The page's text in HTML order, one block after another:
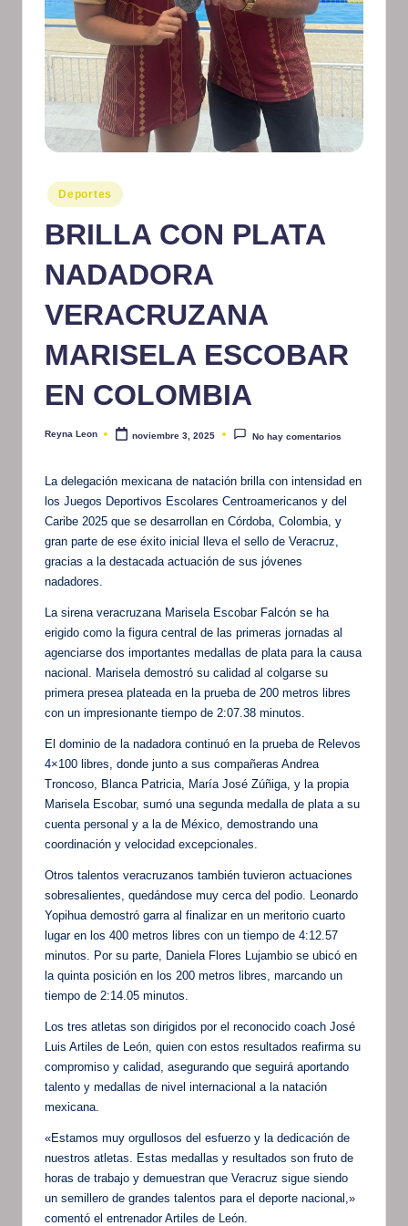
m
at
iv
Publicado
en
Deportes
BRILLA CON PLATA
NADADORA
VERACRUZANA
MARISELA ESCOBAR
EN COLOMBIA
Publicado
Reyna Leon noviembre 3, 2025 No hay comentarios
La delegación mexicana de natación brilla con intensidad en
los Juegos Deportivos Escolares Centroamericanos y del
Caribe 2025 que se desarrollan en Córdoba, Colombia, y
gran parte de ese éxito inicial lleva el sello de Veracruz,
gracias a la destacada actuación de sus jóvenes
nadadores.
La sirena veracruzana Marisela Escobar Falcón se ha
erigido como la figura central de las primeras jornadas al
agenciarse dos importantes medallas de plata para la causa
nacional. Marisela demostró su calidad al colgarse su
primera presea plateada en la prueba de 200 metros libres
con un impresionante tiempo de 2:07.38 minutos.
El dominio de la nadadora continuó en la prueba de Relevos
4×100 libres, donde junto a sus compañeras Andrea
Troncoso, Blanca Patricia, María José Zúñiga, y la propia
Marisela Escobar, sumó una segunda medalla de plata a su
cuenta personal y a la de México, demostrando una
coordinación y velocidad excepcionales.
Otros talentos veracruzanos también tuvieron actuaciones
sobresalientes, quedándose muy cerca del podio. Leonardo
Yopihua demostró garra al finalizar en un meritorio cuarto
lugar en los 400 metros libres con un tiempo de 4:12.57
minutos. Por su parte, Daniela Flores Lujambio se ubicó en
la quinta posición en los 200 metros libres, marcando un
tiempo de 2:14.05 minutos.
Los tres atletas son dirigidos por el reconocido coach José
Luis Artiles de León, quien con estos resultados reafirma su
compromiso y calidad, asegurando que seguirá aportando
talento y medallas de nivel internacional a la natación
mexicana.
«Estamos muy orgullosos del esfuerzo y la dedicación de
nuestros atletas. Estas medallas y resultados son fruto de
horas de trabajo y demuestran que Veracruz sigue siendo
un semillero de grandes talentos para el deporte nacional,»
comentó el entrenador Artiles de León.